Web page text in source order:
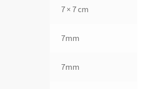
7 × 7 cm
7mm
7mm